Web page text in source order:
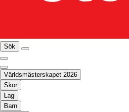
Sök
Världsmästerskapet 2026
Skor
Lag
Barn